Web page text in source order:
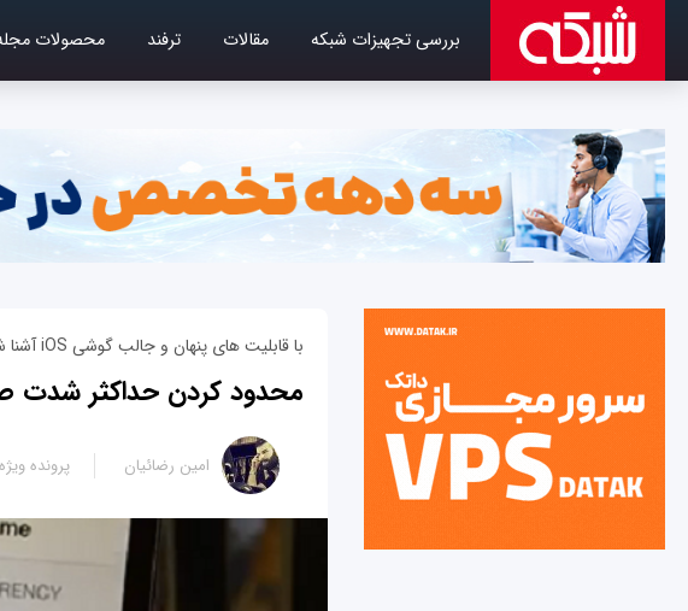
بررسی تجهیزات شبکه مقالات ترفند محصولات
با قابلیت های پنهان و جالب گوشی iOS آشنا شوید
محدود کردن حداکثر شدت
امین رضائیان پرونده ویژه